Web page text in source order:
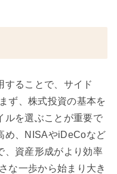
することで、サイド
ず、株式投資の基本を
ルを選ぶことが重要で
め、NISAやiDeCoなど
、資産形成がより効率
な一歩から始まり大き